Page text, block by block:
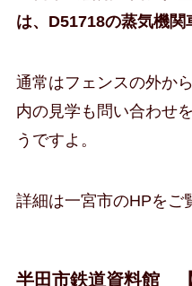
は、D51718の蒸気機関
通常はフェンスの外か
内の見学も問い合わせ
うですよ。
詳細は一宮市のHPをご
半田市鉄道資料館 【